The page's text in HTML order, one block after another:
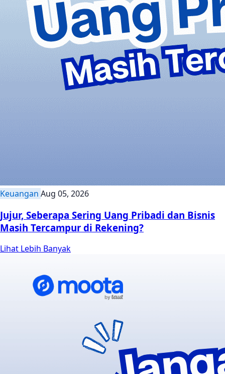
Keuangan Aug 05, 2026
Jujur, Seberapa Sering Uang Pribadi dan Bisnis
Masih Tercampur di Rekening?
Lihat Lebih Banyak